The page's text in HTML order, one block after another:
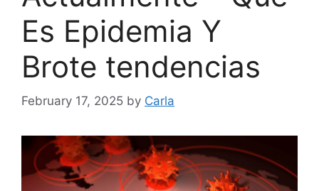
Es Epidemia Y
Brote tendencias
February 17, 2025 by Carla